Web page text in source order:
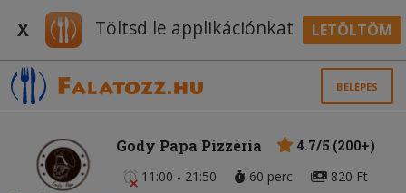
X Töltsd le applikációnkat LETÖLTÖM
BELÉPÉS
Gody Papa Pizzéria
4.7/5 (200+)
11:00 - 21:50
60 perc 820 Ft